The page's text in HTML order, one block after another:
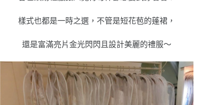
樣式也都是一時之選，不管是短花苞的蓬裙，
還是富滿亮片金光閃閃且設計美麗的禮服～